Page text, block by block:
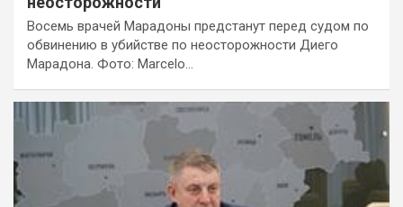
Восемь врачей Марадоны предстанут перед судом по
обвинению в убийстве по неосторожности Диего
Марадона. Фото: Marcelo…